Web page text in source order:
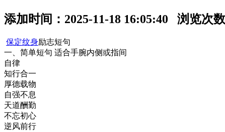
添加时间：2025-11-18 16:05:40 浏览次数
保定纹身励志短句
一、简单短句 适合手腕内侧或指间
自律
知行合一
厚德载物
自强不息
天道酬勤
不忘初心
逆风前行